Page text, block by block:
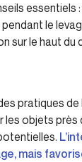
essentiels :
le
sur le haut du
pratiques
les objets près
mais